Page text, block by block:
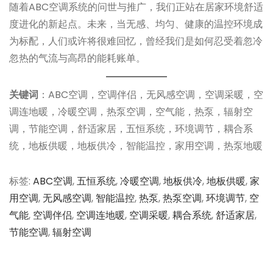
随着ABC空调系统的问世与推广，我们正站在居家环境舒适
度进化的新起点。未来，当无感、均匀、健康的温控环境成
为标配，人们或许将很难回忆，曾经我们是如何忍受着忽冷
忽热的气流与高昂的能耗账单。
关键词 ：ABC空调，空调伴侣，无风感空调，空调采暖，空
调连地暖，冷暖空调，热泵空调，空气能，热泵，辐射空
调，节能空调，舒适家居，五恒系统，环境调节，耦合系
统，地板供暖，地板供冷，智能温控，家用空调，热泵地暖
标签: ABC空调,五恒系统,冷暖空调,地板供冷,地板供暖,家
用空调,无风感空调, 智能温控,热泵,热泵空调,环境调节, 空
气能, 空调伴侣, 空调连地暖, 空调采暖,耦合系统,舒适家居,
节能空调,辐射空调